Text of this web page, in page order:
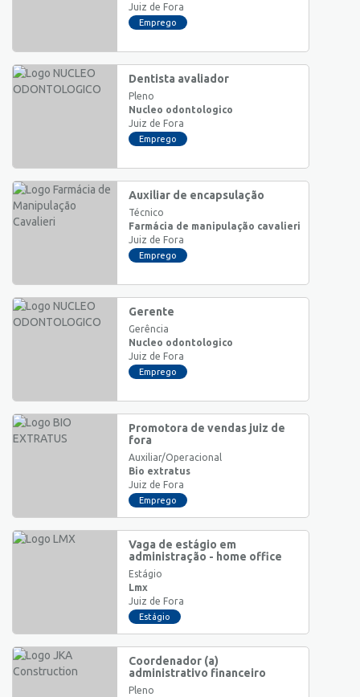
Juiz de Fora
Emprego
Dentista avaliador
Pleno
Nucleo odontologico
Juiz de Fora
Emprego
Auxiliar de encapsulação
Técnico
Farmácia de manipulação cavalieri
Juiz de Fora
Emprego
Gerente
Gerência
Nucleo odontologico
Juiz de Fora
Emprego
Promotora de vendas juiz de
fora
Auxiliar/Operacional
Bio extratus
Juiz de Fora
Emprego
Vaga de estágio em
administração - home office
Estágio
Lmx
Juiz de Fora
Estágio
Coordenador (a)
administrativo financeiro
Pleno